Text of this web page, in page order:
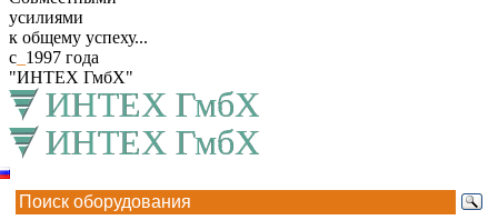
усилиями
к общему успеху...
с 1997 года
"ИНТЕХ ГмбХ"